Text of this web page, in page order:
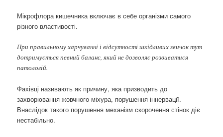
Мікрофлора кишечника включає в себе організми самого
різного властивості.
При правильному харчуванні і відсутності шкідливих звичок тут
дотримується певний баланс, який не дозволяє розвиватися
патологій.
Фахівці називають як причину, яка призводить до
захворювання жовчного міхура, порушення іннервації.
Внаслідок такого порушення механізм скорочення стінок діє
нестабільно.